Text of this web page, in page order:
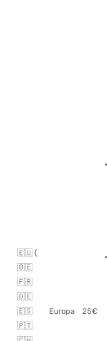
🇪🇺 (
🇧🇪
🇫🇷
🇩🇪
🇪🇸
🇵🇹
Europa 25€